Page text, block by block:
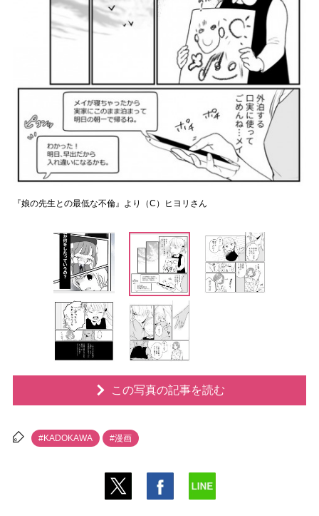
『娘の先生との最低な不倫』より（C）ヒヨリさん
この写真の記事を読む
#KADOKAWA #漫画